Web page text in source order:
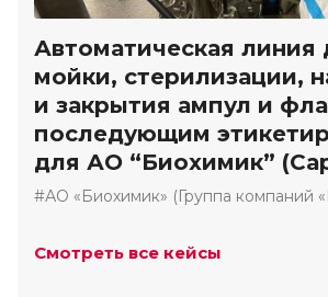
Автоматическая линия
мойки, стерилизации,
и закрытия ампул и
последующим
для АО “Биохимик”
#АО «Биохимик» (Группа
Смотреть все кейсы